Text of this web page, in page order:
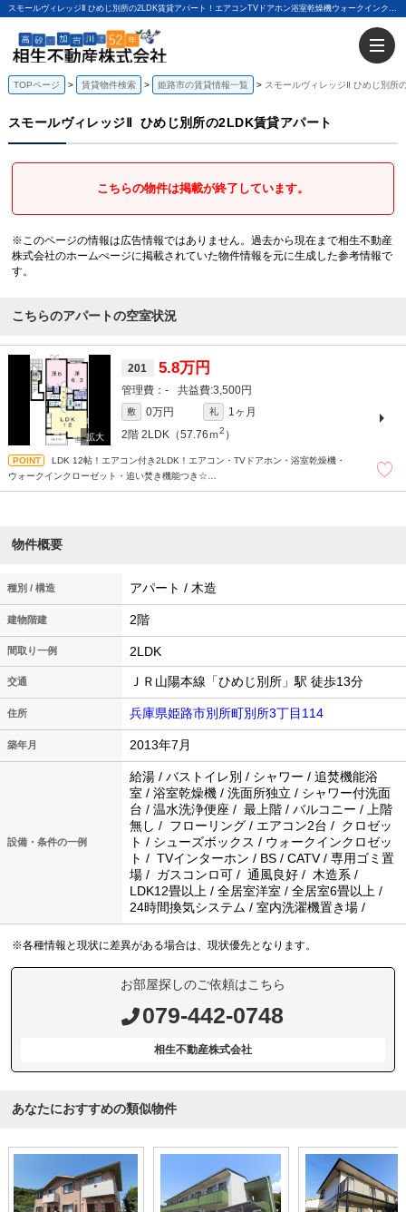
スモールヴィレッジⅡ ひめじ別所の2LDK賃貸アパート！エアコンTVドアホン浴室乾燥機ウォークインクローゼット敷地内駐車場｜相生不動産株式会社
TOPページ 賃貸物件検索 姫路市の賃貸情報一覧 スモールヴィレッジⅡ ひめじ別所
スモールヴィレッジⅡ ひめじ別所の2LDK賃貸アパート
こちらの物件は掲載が終了しています。
※このページの情報は広告情報ではありません。過去から現在まで相生不動産
株式会社のホームぺージに掲載されていた物件情報を元に生成した参考情報で
す。
こちらのアパートの空室状況
201 5.8万円
- 3,500円
敷 0万円 礼
1ヶ月
2階 2LDK（57.76ｍ2 ）
LDK 12帖！エアコン付き2LDK！エアコン・TVドアホン・浴室乾燥機・
ウォークインクローゼット・追い焚き機能つき☆
物件概要
種別 / 構造 アパート / 木造
建物階建 2階
間取り一例 2LDK
交通 ＪＲ山陽本線「ひめじ別所」駅 徒歩13分
住所 兵庫県姫路市別所町別所3丁目114
築年月 2013年7月
設備・条件の一例
給湯 / バストイレ別 / シャワー / 追焚機能浴
室 / 浴室乾燥機 / 洗面所独立 / シャワー付洗面
台 / 温水洗浄便座 / 最上階 / バルコニー / 上階
無し / フローリング / エアコン2台 / クロゼッ
ト / シューズボックス / ウォークインクロゼッ
ト / TVインターホン / BS / CATV / 専用ゴミ置
場 / ガスコンロ可 / 通風良好 / 木造系 /
LDK12畳以上 / 全居室洋室 / 全居室6畳以上 /
24時間換気システム / 室内洗濯機置き場 /
※各種情報と現状に差異がある場合は、現状優先となります。
お部屋探しのご依頼はこちら
079-442-0748
相生不動産株式会社
あなたにおすすめの類似物件